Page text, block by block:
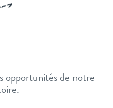
opportunités de notre